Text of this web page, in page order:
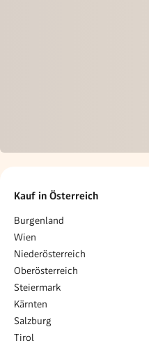
Kauf in Österreich
Burgenland
Wien
Niederösterreich
Oberösterreich
Steiermark
Kärnten
Salzburg
Tirol